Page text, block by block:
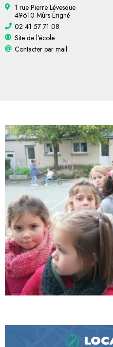
1 rue Pierre Lévesque
49610 Mûrs-Érigné
02 41 57 71 08
Site de l'école
Contacter par mail